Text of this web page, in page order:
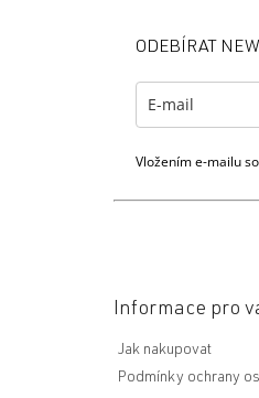
ODEBÍRAT
Vložením e-mailu
Informace pro
Jak nakupovat
Podmínky ochrany